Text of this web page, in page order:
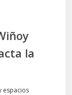
la
espacios